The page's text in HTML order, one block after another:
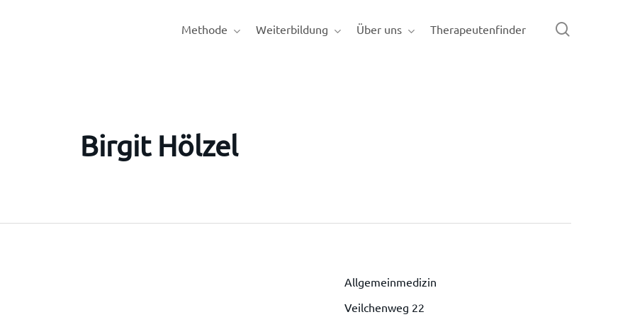
Methode Weiterbildung Über uns Therapeutenfinder
Birgit Hölzel
Allgemeinmedizin
Veilchenweg 22